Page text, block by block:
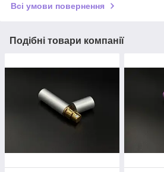
Всі умови повернення
Подібні товари компанії